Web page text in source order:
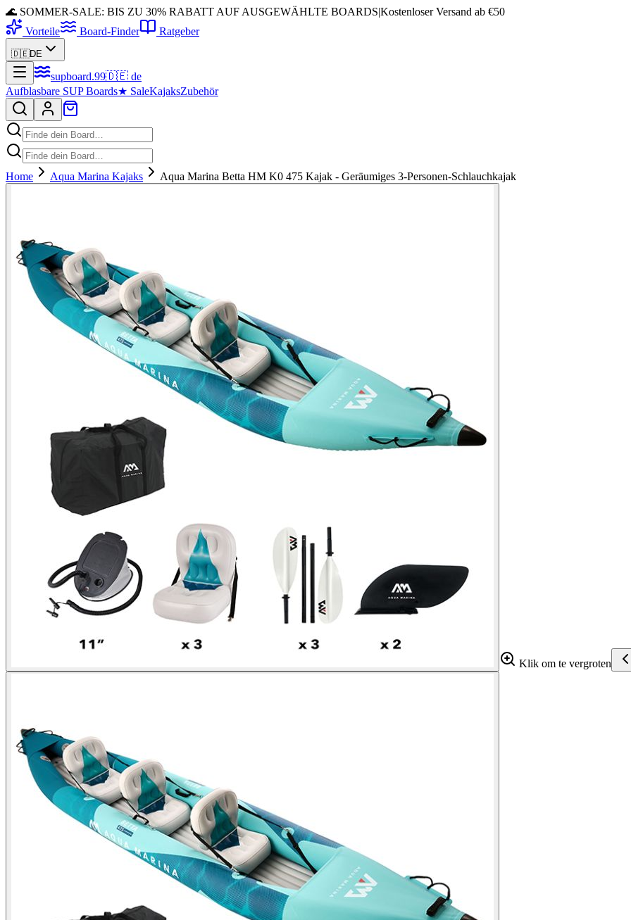
🌊 SOMMER-SALE: BIS ZU 30% RABATT AUF AUSGEWÄHLTE BOARDS|Kostenloser Versand ab €50
Vorteile
Board-Finder Ratgeber
🇩🇪DE
supboard.99🇩🇪 de
Aufblasbare SUP Boards★ SaleKajaksZubehör
Home Aqua Marina Kajaks Aqua Marina Betta HM K0 475 Kajak - Geräumiges 3-Personen-Schlauchkajak
Klik om te vergroten